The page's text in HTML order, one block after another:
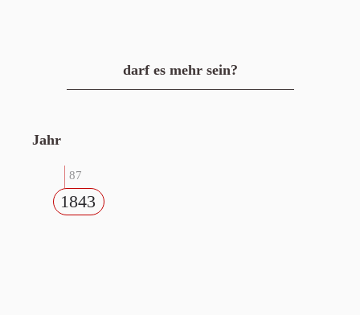
darf es mehr sein?
Jahr
87
1843